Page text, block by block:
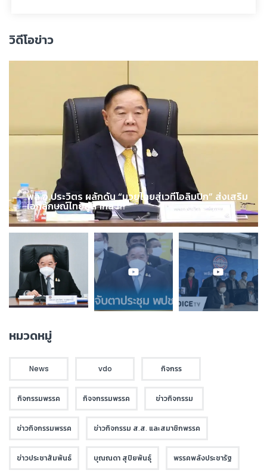
วิดีโอข่าว
พล.อ.ประวิตร ผลักดัน “มวยไทยสู่เวทีโอลิมปิก” ส่งเสริม
เอกลักษณ์ไทยสู่สากล !!!
หมวดหมู่
News vdo กิจกรร
กิจกรรมพรรค กิจจกรรมพรรค ข่าวกิจกรรม
ข่าวกิจกรรมพรรค ข่าวกิจกรรม ส.ส. และสมาชิกพรรค
ข่าวประชาสัมพันธ์ บุณณดา สุปิยพันธุ์ พรรคพลังประชารัฐ